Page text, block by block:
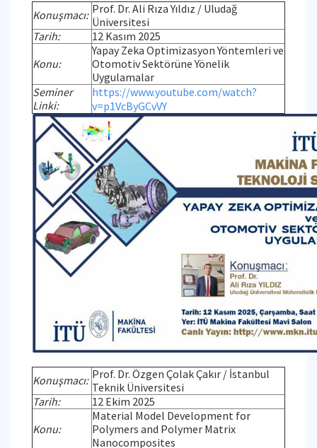
Konuşmacı: Prof. Dr. Ali Rıza Yıldız / Uludağ
Üniversitesi
Tarih:
12 Kasım 2025
Konu:
Yapay Zeka Optimizasyon Yöntemleri ve
Otomotiv Sektörüne Yönelik
Uygulamalar
Seminer
Linki:
https://www.youtube.com/watch?
v=p1VcByGCvVY
Konuşmacı: Prof. Dr. Özgen Çolak Çakır / İstanbul
Teknik Üniversitesi
Tarih:
12 Ekim 2025
Konu:
Material Model Development for
Polymers and Polymer Matrix
Nanocomposites